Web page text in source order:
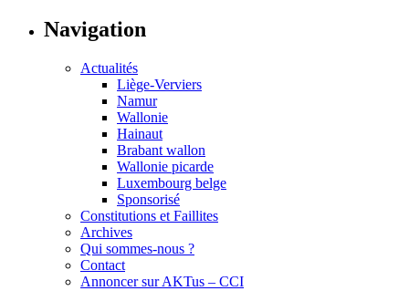
Navigation
Actualités
Liège-Verviers
Namur
Wallonie
Hainaut
Brabant wallon
Wallonie picarde
Luxembourg belge
Sponsorisé
Constitutions et Faillites
Archives
Qui sommes-nous ?
Contact
Annoncer sur AKTus – CCI